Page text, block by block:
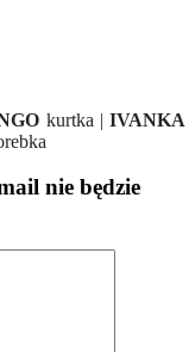
kurtka |IVANKA
nie będzie